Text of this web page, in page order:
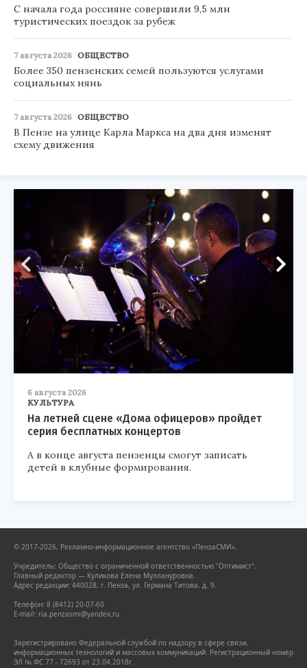
С начала года россияне совершили 9,5 млн
туристических поездок за рубеж
7 августа 2026 ОБЩЕСТВО
Более 350 пензенских семей пользуются услугами
социальных нянь
7 августа 2026 ОБЩЕСТВО
В Пензе на улице Карла Маркса на два дня изменят
схему движения
6 августа 2026
КУЛЬТУРА
На летней сцене «Дома офицеров» пройдет
серия бесплатных концертов
А в конце августа пензенцы смогут записать
детей в клубные формирования.
© 2017-2026, Рекламно-информационное агентство «ПензаСМИ».
Учредитель: Общество с ограниченной ответственностью "Оптимист".
Главный редактор — Куликова Елена Муллануровна.
Адрес редакции: 440028, г. Пенза, ул. Германа Титова, д. 9.
Телефон: 8 (8412) 20-07-60
E-mail: ria.penzasmi@yandex.ru
Зарегистрировано Федеральной службой по надзору в сфере связи,
информационных технологий и массовых коммуникаций. Регистрационный номер
ЭЛ № ФС 77 - 72693 от 23.04.2018г.